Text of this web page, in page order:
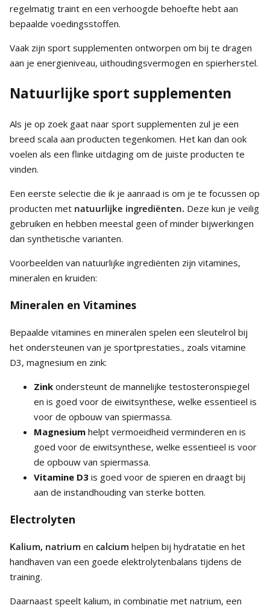
regelmatig traint en een verhoogde behoefte hebt aan
bepaalde voedingsstoffen.
Vaak zijn sport supplementen ontworpen om bij te dragen
aan je energieniveau, uithoudingsvermogen en spierherstel.
Natuurlijke sport supplementen
Als je op zoek gaat naar sport supplementen zul je een
breed scala aan producten tegenkomen. Het kan dan ook
voelen als een flinke uitdaging om de juiste producten te
vinden.
Een eerste selectie die ik je aanraad is om je te focussen op
producten met natuurlijke ingrediënten. Deze kun je veilig
gebruiken en hebben meestal geen of minder bijwerkingen
dan synthetische varianten.
Voorbeelden van natuurlijke ingrediënten zijn vitamines,
mineralen en kruiden:
Mineralen en Vitamines
Bepaalde vitamines en mineralen spelen een sleutelrol bij
het ondersteunen van je sportprestaties., zoals vitamine
D3, magnesium en zink:
Zink ondersteunt de mannelijke testosteronspiegel
en is goed voor de eiwitsynthese, welke essentieel is
voor de opbouw van spiermassa.
Magnesium helpt vermoeidheid verminderen en is
goed voor de eiwitsynthese, welke essentieel is voor
de opbouw van spiermassa.
Vitamine D3 is goed voor de spieren en draagt bij
aan de instandhouding van sterke botten.
Electrolyten
Kalium, natrium en calcium helpen bij hydratatie en het
handhaven van een goede elektrolytenbalans tijdens de
training.
Daarnaast speelt kalium, in combinatie met natrium, een